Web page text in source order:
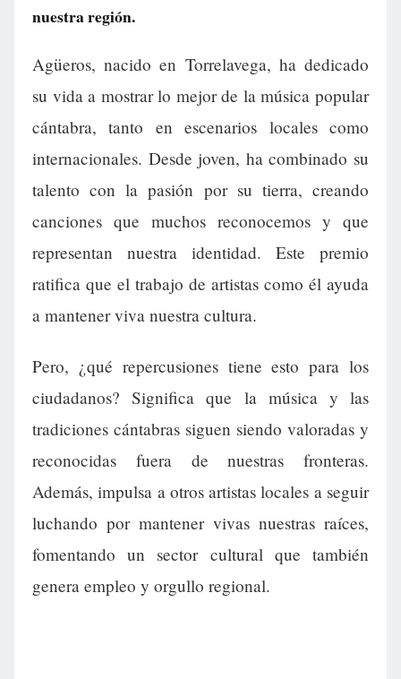
nuestra región.
Agüeros, nacido en Torrelavega, ha dedicado
su vida a mostrar lo mejor de la música popular
cántabra, tanto en escenarios locales como
internacionales. Desde joven, ha combinado su
talento con la pasión por su tierra, creando
canciones que muchos reconocemos y que
representan nuestra identidad. Este premio
ratifica que el trabajo de artistas como él ayuda
a mantener viva nuestra cultura.
Pero, ¿qué repercusiones tiene esto para los
ciudadanos? Significa que la música y las
tradiciones cántabras siguen siendo valoradas y
reconocidas fuera de nuestras fronteras.
Además, impulsa a otros artistas locales a seguir
luchando por mantener vivas nuestras raíces,
fomentando un sector cultural que también
genera empleo y orgullo regional.